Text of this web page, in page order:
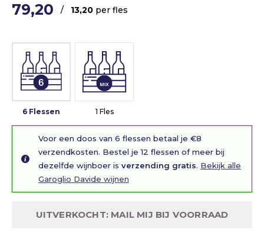
79,20 / 13,20 per fles
6 Flessen 1 Fles
Voor een doos van 6 flessen betaal je €8
verzendkosten. Bestel je 12 flessen of meer bij
dezelfde wijnboer is verzending gratis. Bekijk alle
Garoglio Davide wijnen
UITVERKOCHT: MAIL MIJ BIJ VOORRAAD